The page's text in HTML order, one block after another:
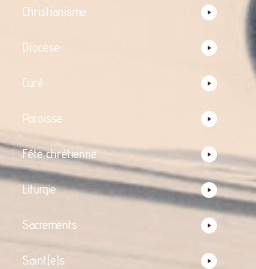
Christianisme
Diocèse
Curé
Paroisse
Fête chrétienne
Liturgie
Sacrements
Saint(e)s